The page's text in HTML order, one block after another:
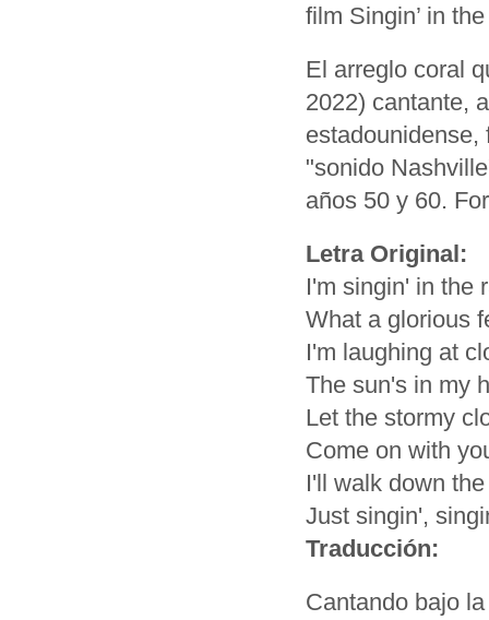
film Singin’ in
El arreglo coral
2022) cantante,
estadounidense,
"sonido
años 50 y 60.
Letra Original:
I'm singin' in the
What a glorious
I'm laughing at
The sun's in my
Let the stormy
Come on with
I'll walk down
Just singin',
Traducción:
Cantando bajo